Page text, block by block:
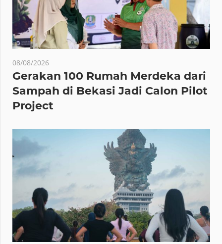
08/08/2026
Gerakan 100 Rumah Merdeka dari
Sampah di Bekasi Jadi Calon Pilot
Project